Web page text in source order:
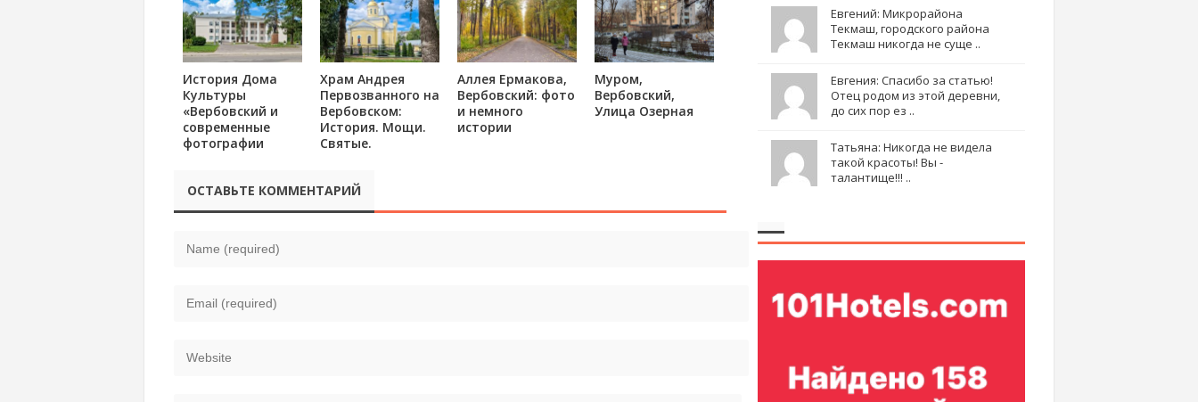
История Дома
Культуры
«Вербовский и
современные
фотографии
Храм Андрея
Первозванного на
Вербовском:
История. Мощи.
Святые.
Аллея Ермакова,
Вербовский: фото
и немного
истории
Муром,
Вербовский,
Улица Озерная
ОСТАВЬТЕ КОММЕНТАРИЙ
Евгений: Микрорайона
Текмаш, городского района
Текмаш никогда не суще ..
Евгения: Спасибо за статью!
Отец родом из этой деревни,
до сих пор ез ..
Татьяна: Никогда не видела
такой красоты! Вы -
талантище!!! ..